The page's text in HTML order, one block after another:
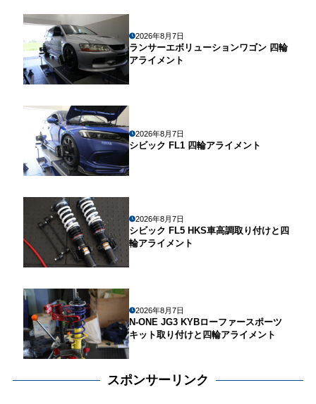
2026年8月7日
ランサーエボリューションワゴン 四輪
アライメント
2026年8月7日
シビック FL1 四輪アライメント
2026年8月7日
シビック FL5 HKS車高調取り付けと四
輪アライメント
2026年8月7日
N-ONE JG3 KYBローファースポーツ
キット取り付けと四輪アライメント
スポンサーリンク